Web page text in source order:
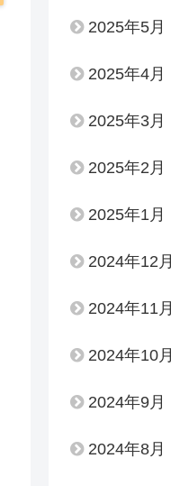
2025年5月
2025年4月
2025年3月
2025年2月
2025年1月
2024年12月
2024年11月
2024年10月
2024年9月
2024年8月